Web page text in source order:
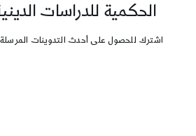
الحكمية للدراسات
اشترك للحصول على أحدث التدوينات